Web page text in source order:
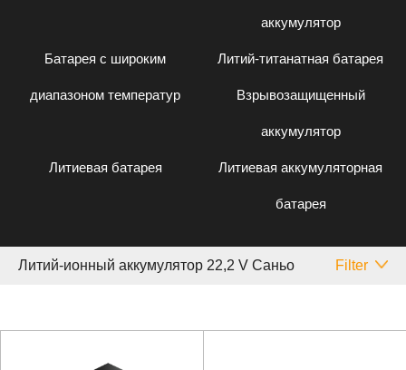
аккумулятор
Батарея с широким
диапазоном температур
Литий-титанатная батарея
Взрывозащищенный
аккумулятор
Литиевая батарея Литиевая аккумуляторная
батарея
Литий-ионный аккумулятор 22,2 V Саньо Filter